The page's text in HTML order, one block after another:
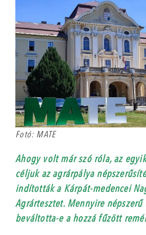
Fotó: MATE
Ahogy volt már szó róla, az
céljuk az agrárpálya
indították a Kárpát-medencei
Agrártesztet. Mennyire népszerű
beváltotta-e a hozzá fűzött